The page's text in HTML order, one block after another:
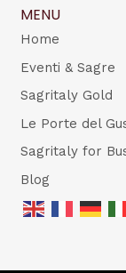
MENU
Home
Eventi & Sagre
Sagritaly Gold
Le Porte del
Sagritaly for
Blog